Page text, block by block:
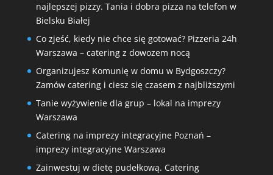
najlepszej pizzy. Tania i dobra pizza na telefon w
Bielsku Białej
Co zjeść, kiedy nie chce się gotować? Pizzeria 24h
Warszawa – catering z dowozem nocą
Organizujesz Komunię w domu w Bydgoszczy?
Zamów catering i ciesz się czasem z najbliższymi
Tanie wyżywienie dla grup – lokal na imprezy
Warszawa
Catering na imprezy integracyjne Poznań –
imprezy integracyjne Warszawa
Zainwestuj w dietę pudełkową. Catering